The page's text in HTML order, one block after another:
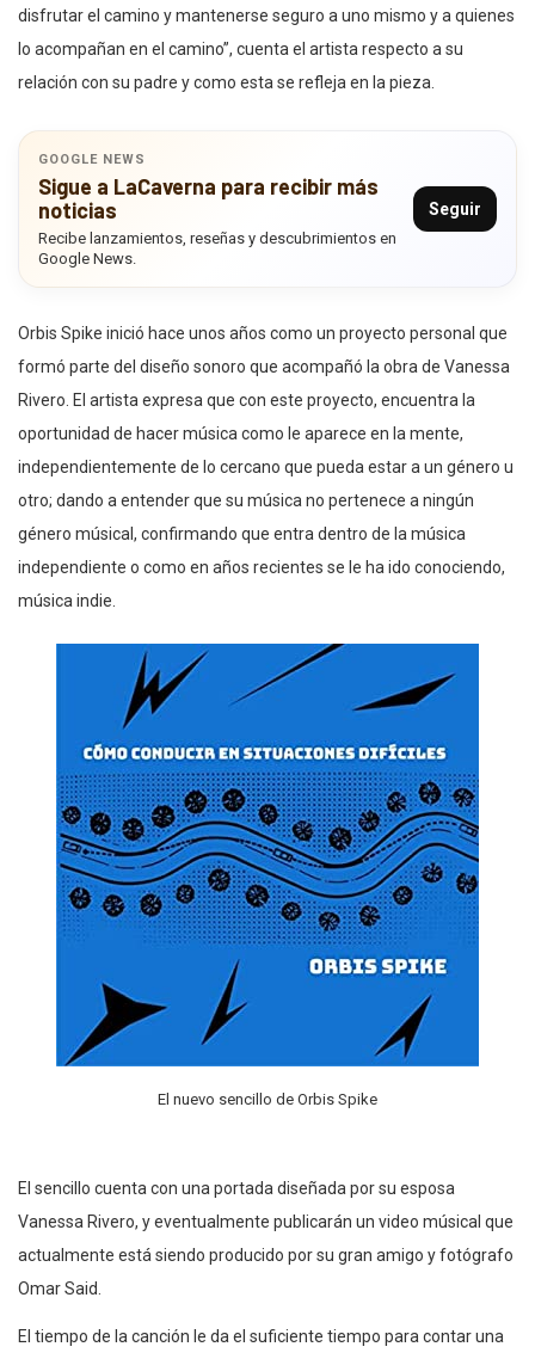
disfrutar el camino y mantenerse seguro a uno mismo y a quienes
lo acompañan en el camino”, cuenta el artista respecto a su
relación con su padre y como esta se refleja en la pieza.
GOOGLE NEWS
Sigue a LaCaverna para recibir más
noticias
Recibe lanzamientos, reseñas y descubrimientos en
Google News.
Seguir
Orbis Spike inició hace unos años como un proyecto personal que
formó parte del diseño sonoro que acompañó la obra de Vanessa
Rivero. El artista expresa que con este proyecto, encuentra la
oportunidad de hacer música como le aparece en la mente,
independientemente de lo cercano que pueda estar a un género u
otro; dando a entender que su música no pertenece a ningún
género músical, confirmando que entra dentro de la música
independiente o como en años recientes se le ha ido conociendo,
música indie.
El nuevo sencillo de Orbis Spike
El sencillo cuenta con una portada diseñada por su esposa
Vanessa Rivero, y eventualmente publicarán un video músical que
actualmente está siendo producido por su gran amigo y fotógrafo
Omar Said.
El tiempo de la canción le da el suficiente tiempo para contar una